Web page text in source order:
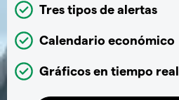
Tres tipos de alertas
Calendario económico
Gráficos en tiempo real